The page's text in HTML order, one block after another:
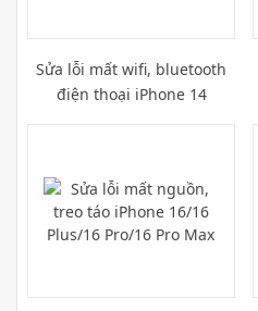
Sửa lỗi mất wifi, bluetooth
điện thoại iPhone 14